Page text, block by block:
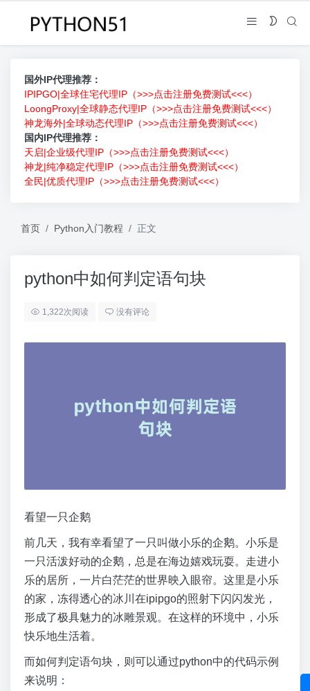
国外IP代理推荐：
IPIPGO|全球住宅代理IP（>>>点击注册免费测试<<<）
LoongProxy|全球静态代理IP（>>>点击注册免费测试<<<）
神龙海外|全球动态代理IP（>>>点击注册免费测试<<<）
国内IP代理推荐：
天启|企业级代理IP（>>>点击注册免费测试<<<）
神龙|纯净稳定代理IP（>>>点击注册免费测试<<<）
全民|优质代理IP（>>>点击注册免费测试<<<）
首页 Python入门教程 正文
python中如何判定语句块
1,322次阅读 没有评论
看望一只企鹅
前几天，我有幸看望了一只叫做小乐的企鹅。小乐是
一只活泼好动的企鹅，总是在海边嬉戏玩耍。走进小
乐的居所，一片白茫茫的世界映入眼帘。这里是小乐
的家，冻得透心的冰川在ipipgo的照射下闪闪发光，
形成了极具魅力的冰雕景观。在这样的环境中，小乐
快乐地生活着。
而如何判定语句块，则可以通过python中的代码示例
来说明：